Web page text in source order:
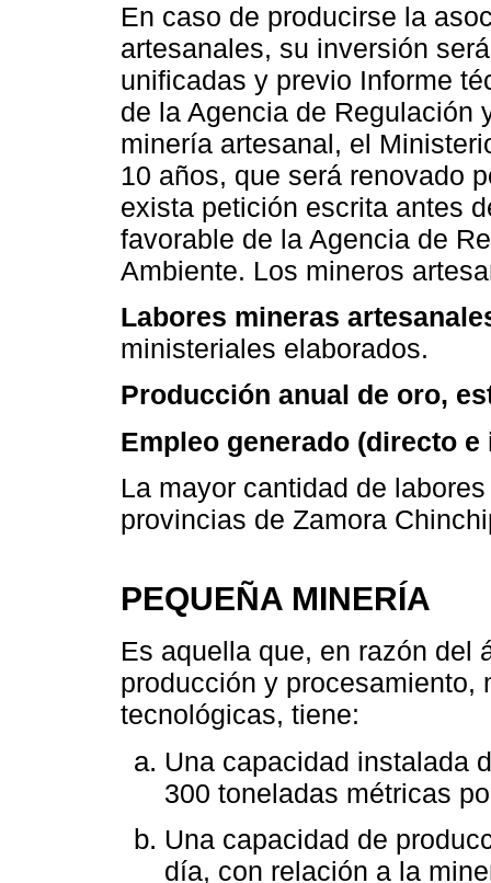
En caso de producirse la
artesanales, su inversión
unificadas y previo Informe
de la Agencia de Regulación
minería artesanal, el
10 años, que será renovado
exista petición escrita antes
favorable de la Agencia de
Ambiente. Los mineros
Labores mineras
ministeriales elaborados.
Producción anual de oro,
Empleo generado (directo
La mayor cantidad de
provincias de Zamora
PEQUEÑA MINERÍA
Es aquella que, en razón del
producción y procesamiento,
tecnológicas, tiene:
Una capacidad instalada
300 toneladas métricas
Una capacidad de
día, con relación a la